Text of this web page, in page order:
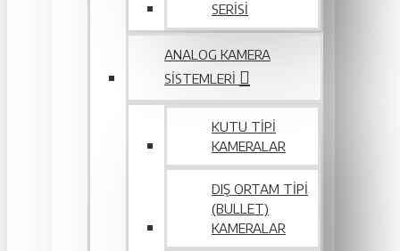
SERİSİ
ANALOG KAMERA
SISTEMLERI
KUTU TIPI
KAMERALAR
DIŞ ORTAM TIPI
(BULLET)
KAMERALAR